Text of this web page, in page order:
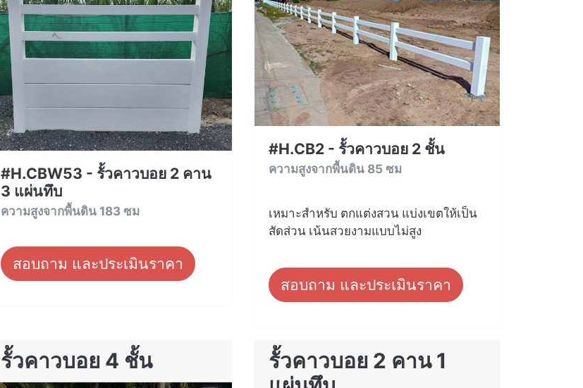
#H.CBW53 - รั้วคาวบอย 2 คาน
3 แผ่นทึบ
ความสูงจากพื้นดิน 183 ซม
สอบถาม และประเมินราคา
#H.CB2 - รั้วคาวบอย 2 ชั้น
ความสูงจากพื้นดิน 85 ซม
เหมาะสำหรับ ตกแต่งสวน แบ่งเขตให้เป็น
สัดส่วน เน้นสวยงามแบบไม่สูง
สอบถาม และประเมินราคา
รั้วคาวบอย 4 ชั้น
รั้วคาวบอย 2 คาน 1